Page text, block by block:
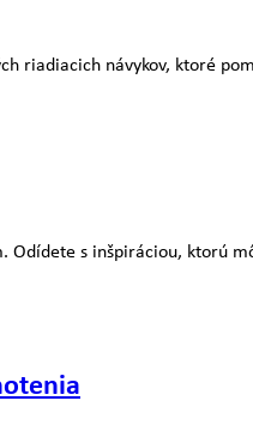
riadiacich návykov, ktoré
Odídete s inšpiráciou, ktorú